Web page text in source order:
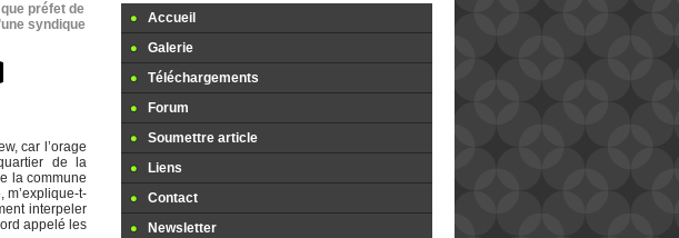
préfet de
syndique
car l’orage
de la
la commune
m’explique-t-
interpeler
appelé les
Accueil
Galerie
Téléchargements
Forum
Soumettre article
Liens
Contact
Newsletter